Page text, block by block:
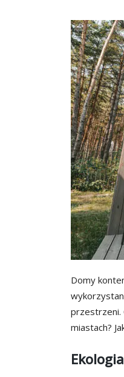
Domy
przestrzeni.
miastach?